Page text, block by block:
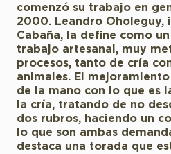
comenzó su trabajo en
2000. Leandro Oholeguy,
Cabaña, la define como
trabajo artesanal, muy
procesos, tanto de cría
animales. El
de la mano con lo que es
la cría, tratando de no
dos rubros, haciendo un
lo que son ambas
destaca una torada que